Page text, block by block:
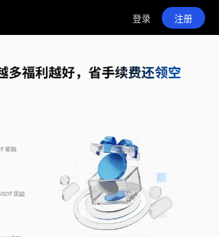
登录 注册